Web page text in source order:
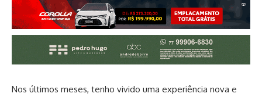
Nos últimos meses, tenho vivido uma experiência nova e